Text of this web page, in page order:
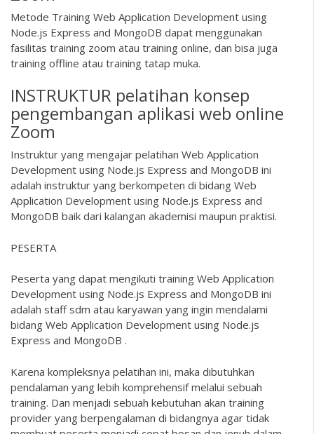
Metode Training Web Application Development using
Node.js Express and MongoDB dapat menggunakan
fasilitas training zoom atau training online, dan bisa juga
training offline atau training tatap muka.
INSTRUKTUR pelatihan konsep
pengembangan aplikasi web online
Zoom
Instruktur yang mengajar pelatihan Web Application
Development using Node.js Express and MongoDB ini
adalah instruktur yang berkompeten di bidang Web
Application Development using Node.js Express and
MongoDB baik dari kalangan akademisi maupun praktisi.
PESERTA
Peserta yang dapat mengikuti training Web Application
Development using Node.js Express and MongoDB ini
adalah staff sdm atau karyawan yang ingin mendalami
bidang Web Application Development using Node.js
Express and MongoDB .
Karena kompleksnya pelatihan ini, maka dibutuhkan
pendalaman yang lebih komprehensif melalui sebuah
training. Dan menjadi sebuah kebutuhan akan training
provider yang berpengalaman di bidangnya agar tidak